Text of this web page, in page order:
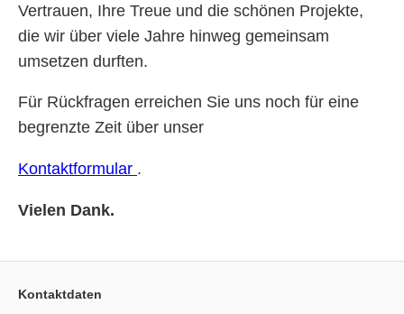
Vertrauen, Ihre Treue und die schönen Projekte,
die wir über viele Jahre hinweg gemeinsam
umsetzen durften.
Für Rückfragen erreichen Sie uns noch für eine
begrenzte Zeit über unser
Kontaktformular .
Vielen Dank.
Kontaktdaten